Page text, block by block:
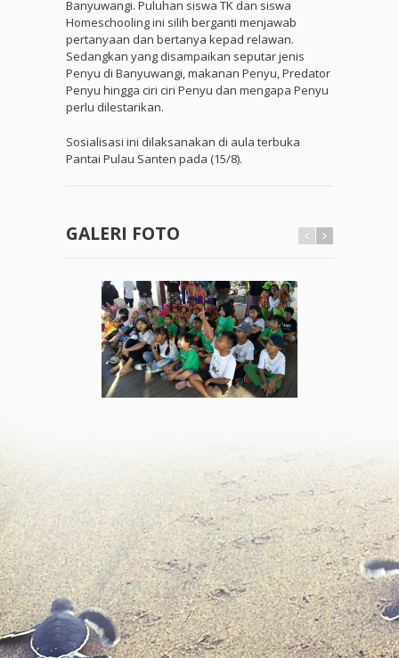
Banyuwangi. Puluhan siswa TK dan siswa
Homeschooling ini silih berganti menjawab
pertanyaan dan bertanya kepad relawan.
Sedangkan yang disampaikan seputar jenis
Penyu di Banyuwangi, makanan Penyu, Predator
Penyu hingga ciri ciri Penyu dan mengapa Penyu
perlu dilestarikan.
Sosialisasi ini dilaksanakan di aula terbuka
Pantai Pulau Santen pada (15/8).
GALERI FOTO